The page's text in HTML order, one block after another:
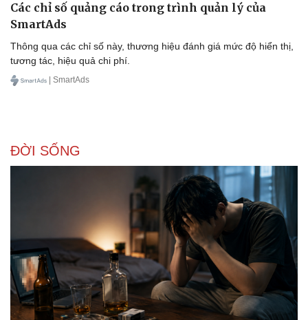
Du lịch
Các chỉ số quảng cáo trong trình quản lý của
SmartAds
Thông qua các chỉ số này, thương hiệu đánh giá mức độ hiển thị,
tương tác, hiệu quả chi phí.
| SmartAds
ĐỜI SỐNG